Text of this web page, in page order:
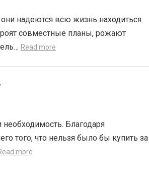
надеются всю жизнь находиться
совместные планы, рожают
Read more
Благодаря
того, что нельзя было бы купить за
more